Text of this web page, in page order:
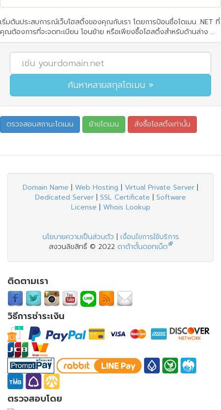
เริ่มต้นประสบการณ์เว็บโฮสติ้งของคุณกับเรา โดยการป้อนชื่อโดเมน .NET ที่
คุณต้องการที่จะจดทะเบียน โอนย้าย หรือเพียงซื้อโฮสติ้งสำหรับด้านล่าง ...
Domain Name | Web Hosting | Virtual Private Server |
Dedicated Server | SSL Certificate | Software
License | Whois Lookup
นโยบายความเป็นส่วนตัว | เงื่อนไขการใช้บริการ
สงวนลิขสิทธิ์ © 2022 ดาต้าตั้นดอทเน็ต
ติดตามเรา
วิธีการชำระเงิน
ตรวจสอบโดย